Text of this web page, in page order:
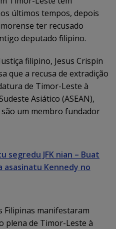
últimos tempos, depois
ter recusado
deputado filipino.
filipino, Jesus Crispin
que a recusa de extradição
de Timor-Leste à
Asiático (ASEAN),
um membro fundador
segredu JFK nian – Buat
Kennedy no
Filipinas manifestaram
plena de Timor-Leste à